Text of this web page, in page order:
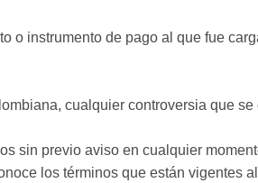
o instrumento de pago al que fue
cualquier controversia que
sin previo aviso en cualquier
los términos que están vigentes